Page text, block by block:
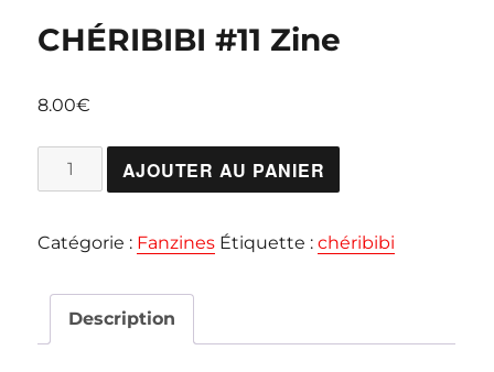
CHÉRIBIBI #11 Zine
8.00€
quantité
de
#11
AJOUTER AU PANIER
Catégorie : Fanzines Étiquette :chéribibi
Description